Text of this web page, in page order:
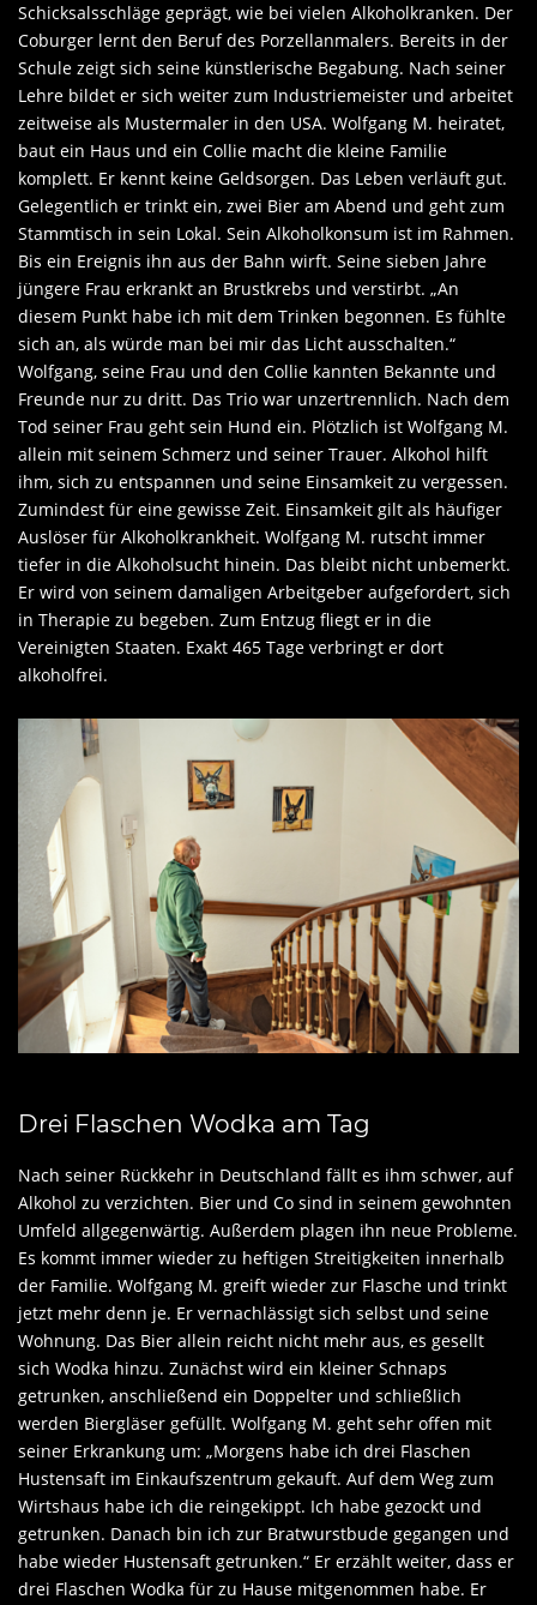
Schicksalsschläge geprägt, wie bei vielen Alkoholkranken. Der
Coburger lernt den Beruf des Porzellanmalers. Bereits in der
Schule zeigt sich seine künstlerische Begabung. Nach seiner
Lehre bildet er sich weiter zum Industriemeister und arbeitet
zeitweise als Mustermaler in den USA. Wolfgang M. heiratet,
baut ein Haus und ein Collie macht die kleine Familie
komplett. Er kennt keine Geldsorgen. Das Leben verläuft gut.
Gelegentlich er trinkt ein, zwei Bier am Abend und geht zum
Stammtisch in sein Lokal. Sein Alkoholkonsum ist im Rahmen.
Bis ein Ereignis ihn aus der Bahn wirft. Seine sieben Jahre
jüngere Frau erkrankt an Brustkrebs und verstirbt. „An
diesem Punkt habe ich mit dem Trinken begonnen. Es fühlte
sich an, als würde man bei mir das Licht ausschalten.“
Wolfgang, seine Frau und den Collie kannten Bekannte und
Freunde nur zu dritt. Das Trio war unzertrennlich. Nach dem
Tod seiner Frau geht sein Hund ein. Plötzlich ist Wolfgang M.
allein mit seinem Schmerz und seiner Trauer. Alkohol hilft
ihm, sich zu entspannen und seine Einsamkeit zu vergessen.
Zumindest für eine gewisse Zeit. Einsamkeit gilt als häufiger
Auslöser für Alkoholkrankheit. Wolfgang M. rutscht immer
tiefer in die Alkoholsucht hinein. Das bleibt nicht unbemerkt.
Er wird von seinem damaligen Arbeitgeber aufgefordert, sich
in Therapie zu begeben. Zum Entzug fliegt er in die
Vereinigten Staaten. Exakt 465 Tage verbringt er dort
alkoholfrei.
Drei Flaschen Wodka am Tag
Nach seiner Rückkehr in Deutschland fällt es ihm schwer, auf
Alkohol zu verzichten. Bier und Co sind in seinem gewohnten
Umfeld allgegenwärtig. Außerdem plagen ihn neue Probleme.
Es kommt immer wieder zu heftigen Streitigkeiten innerhalb
der Familie. Wolfgang M. greift wieder zur Flasche und trinkt
jetzt mehr denn je. Er vernachlässigt sich selbst und seine
Wohnung. Das Bier allein reicht nicht mehr aus, es gesellt
sich Wodka hinzu. Zunächst wird ein kleiner Schnaps
getrunken, anschließend ein Doppelter und schließlich
werden Biergläser gefüllt. Wolfgang M. geht sehr offen mit
seiner Erkrankung um: „Morgens habe ich drei Flaschen
Hustensaft im Einkaufszentrum gekauft. Auf dem Weg zum
Wirtshaus habe ich die reingekippt. Ich habe gezockt und
getrunken. Danach bin ich zur Bratwurstbude gegangen und
habe wieder Hustensaft getrunken.“ Er erzählt weiter, dass er
drei Flaschen Wodka für zu Hause mitgenommen habe. Er